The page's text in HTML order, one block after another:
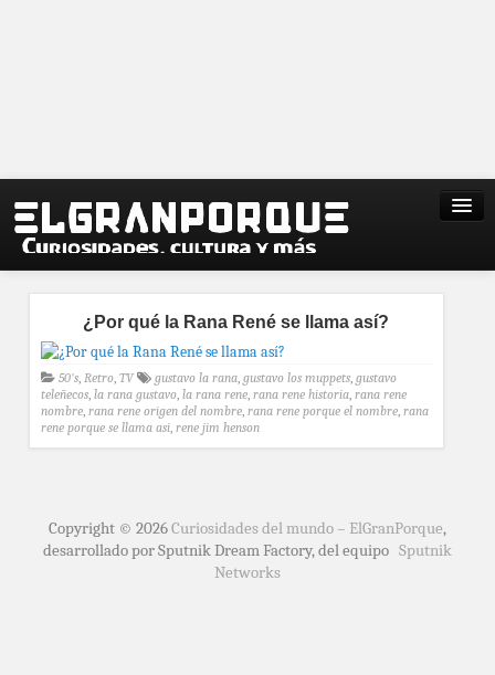
¿Por qué la Rana René se llama así?
50's, Retro, TV gustavo la rana, gustavo los muppets, gustavo
teleñecos, la rana gustavo, la rana rene, rana rene historia, rana rene
nombre, rana rene origen del nombre, rana rene porque el nombre, rana
rene porque se llama asi, rene jim henson
Copyright © 2026Curiosidades del mundo – ElGranPorque,
desarrollado por Sputnik Dream Factory, del equipo Sputnik
Networks